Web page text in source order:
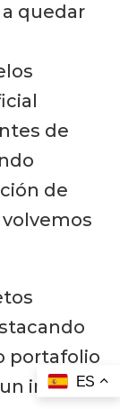
quedar
de
de
portafolio
impacto
ES